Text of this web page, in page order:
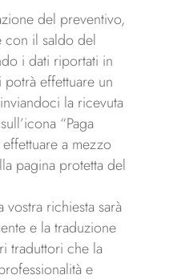
del preventivo,
il saldo del
i dati riportati in
effettuare un
la ricevuta
“Paga
a mezzo
pagina protetta del
vostra richiesta sarà
e la traduzione
traduttori che la
e